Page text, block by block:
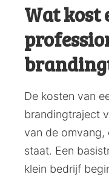
Wat kost
De kosten van
brandingtraject
van de omvang,
staat. Een
klein bedrijf